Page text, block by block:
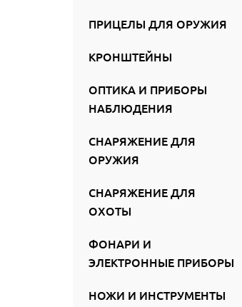
ПРИЦЕЛЫ ДЛЯ ОРУЖИЯ
КРОНШТЕЙНЫ
ОПТИКА И ПРИБОРЫ
НАБЛЮДЕНИЯ
СНАРЯЖЕНИЕ ДЛЯ
ОРУЖИЯ
СНАРЯЖЕНИЕ ДЛЯ
ОХОТЫ
ФОНАРИ И
ЭЛЕКТРОННЫЕ ПРИБОРЫ
НОЖИ И ИНСТРУМЕНТЫ